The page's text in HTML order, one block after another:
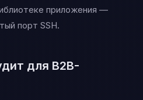
приложения —
порт SSH.
для B2B-